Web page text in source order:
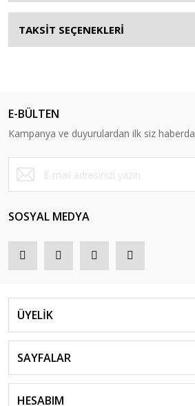
TAKSİT SEÇENEKLERİ
E-BÜLTEN
Kampanya ve duyurulardan ilk siz
SOSYAL MEDYA
ÜYELİK
SAYFALAR
HESABIM